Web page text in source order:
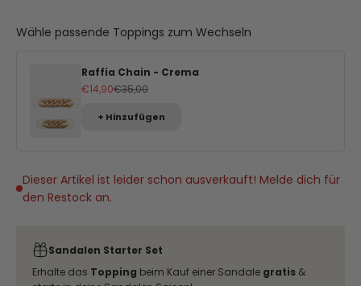
Wähle passende Toppings zum Wechseln
Raffia Chain - Crema
Angebot
€14,90Regulärer Preis
€35,00
+ Hinzufügen
Dieser Artikel ist leider schon ausverkauft! Melde dich für
den Restock an.
Sandalen Starter Set
Erhalte das Topping beim Kauf einer Sandale gratis &